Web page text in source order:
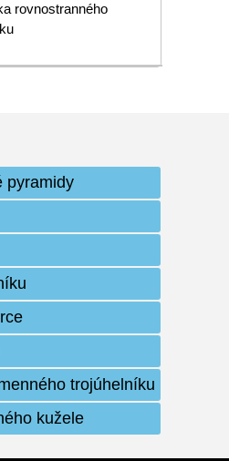
rovnostranného
pyramidy
trojúhelníku
kužele